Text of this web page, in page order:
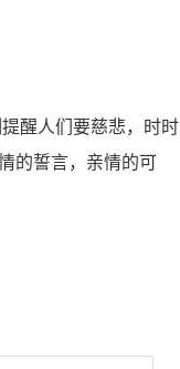
醒人们要慈悲，时时
的誓言，亲情的可